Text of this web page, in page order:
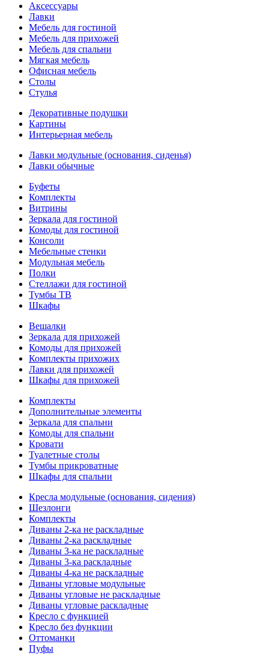
Аксессуары
Лавки
Мебель для гостиной
Мебель для прихожей
Мебель для спальни
Мягкая мебель
Офисная мебель
Столы
Стулья
Декоративные подушки
Картины
Интерьерная мебель
Лавки модульные (основания, сиденья)
Лавки обычные
Буфеты
Комплекты
Витрины
Зеркала для гостиной
Комоды для гостиной
Консоли
Мебельные стенки
Модульная мебель
Полки
Стеллажи для гостиной
Тумбы ТВ
Шкафы
Вешалки
Зеркала для прихожей
Комоды для прихожей
Комплекты прихожих
Лавки для прихожей
Шкафы для прихожей
Комплекты
Дополнительные элементы
Зеркала для спальни
Комоды для спальни
Кровати
Туалетные столы
Тумбы прикроватные
Шкафы для спальни
Кресла модульные (основания, сидения)
Шезлонги
Комплекты
Диваны 2-ка не раскладные
Диваны 2-ка раскладные
Диваны 3-ка не раскладные
Диваны 3-ка раскладные
Диваны 4-ка не раскладные
Диваны угловые модульные
Диваны угловые не раскладные
Диваны угловые раскладные
Кресло с функцией
Кресло без функции
Оттоманки
Пуфы